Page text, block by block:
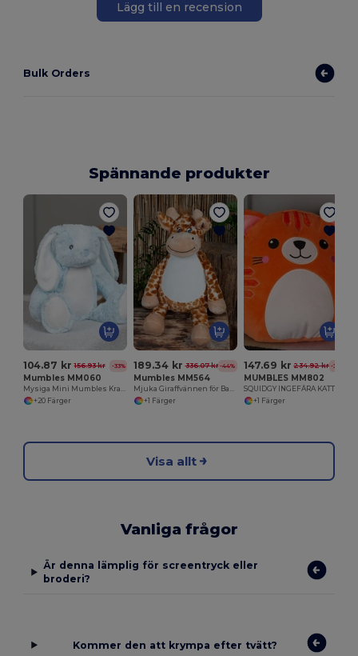
Lägg till en recension
Bulk Orders
Spännande produkter
104.87 kr 156.93 kr -33%
Mumbles MM060
Mysiga Mini Mumbles Kramvänlig Gosedjur
+20 Färger
189.34 kr 336.07 kr -44%
Mumbles MM564
Mjuka Giraffvännen för Barn och Bebisar
+1 Färger
147.69 kr 234.92 kr -37%
MUMBLES MM802
SQUIDGY INGEFÄRA KATT
+1 Färger
Visa allt
Vanliga frågor
Är denna lämplig för screentryck eller
broderi?
Kommer den att krympa efter tvätt?